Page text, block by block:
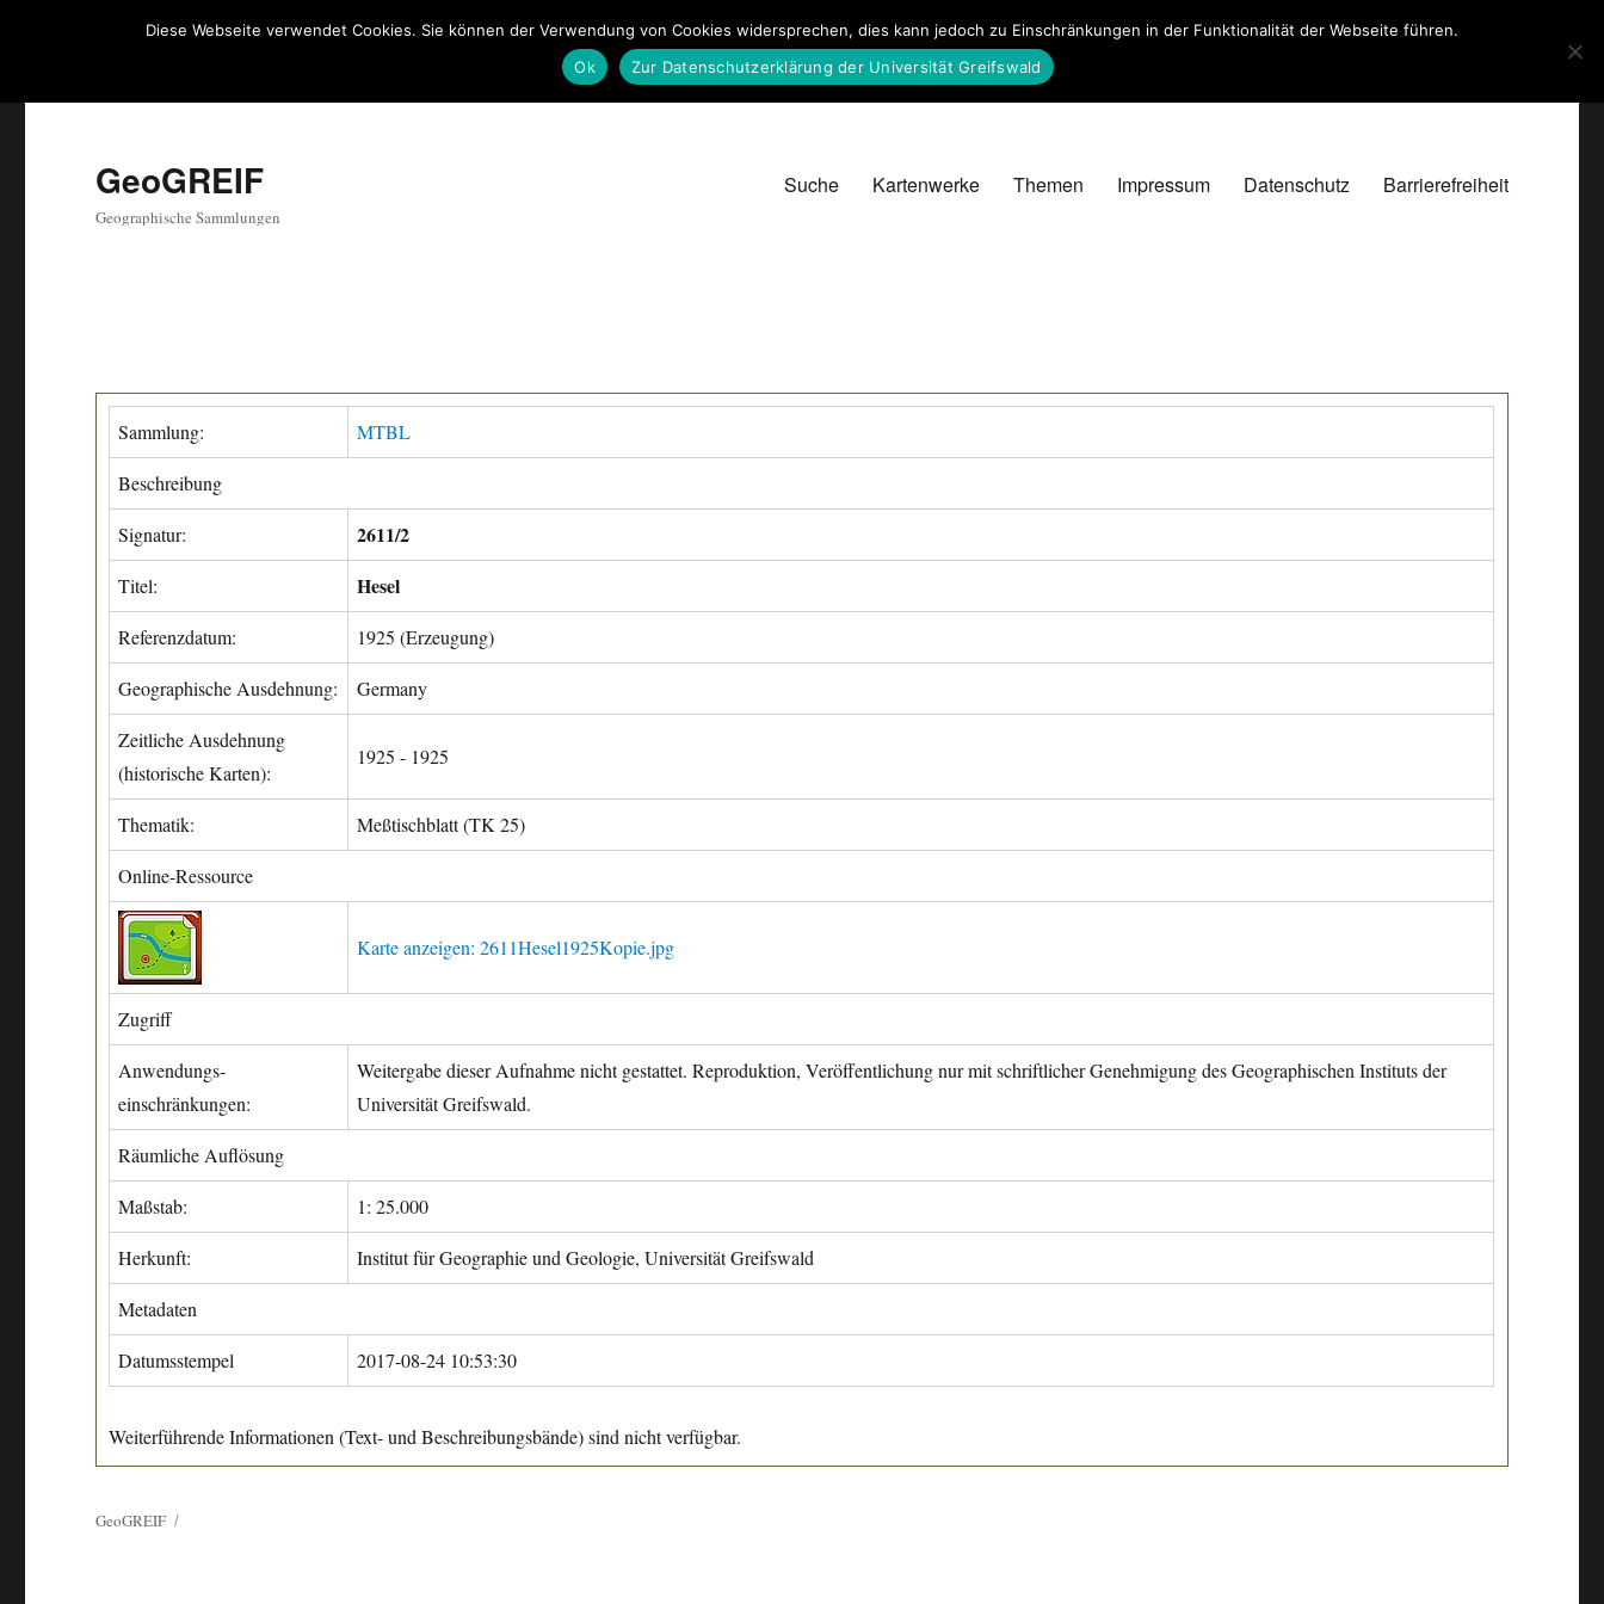
GeoGREIF
Geographische Sammlungen
Suche Kartenwerke Themen Impressum Datenschutz Barrierefreiheit
Sammlung: MTBL
Beschreibung
Signatur: 2611/2
Titel: Hesel
Referenzdatum: 1925 (Erzeugung)
Geographische Ausdehnung: Germany
Zeitliche Ausdehnung
(historische Karten):
1925 - 1925
Thematik: Meßtischblatt (TK 25)
Online-Ressource
Karte anzeigen: 2611Hesel1925Kopie.jpg
Zugriff
Anwendungs-
einschränkungen:
Weitergabe dieser Aufnahme nicht gestattet. Reproduktion, Veröffentlichung nur mit schriftlicher Genehmigung des Geographischen Instituts der
Universität Greifswald.
Räumliche Auflösung
Maßstab: 1: 25.000
Herkunft: Institut für Geographie und Geologie, Universität Greifswald
Metadaten
Datumsstempel 2017-08-24 10:53:30
Weiterführende Informationen (Text- und Beschreibungsbände) sind nicht verfügbar.
GeoGREIF
Diese Webseite verwendet Cookies. Sie können der Verwendung von Cookies widersprechen, dies kann jedoch zu Einschränkungen in der Funktionalität der Webseite führen.
Ok
Zur Datenschutzerklärung der Universität Greifswald